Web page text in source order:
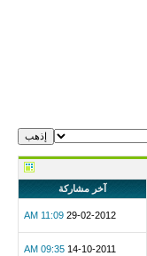
آخر مشاركة
29-02-2012
11:09 AM
14-10-2011
09:35 AM